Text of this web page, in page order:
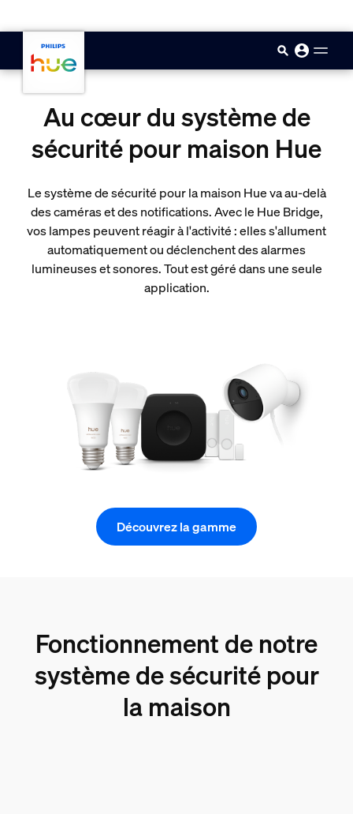
Au cœur du système de
sécurité pour maison Hue
Le système de sécurité pour la maison Hue va au-delà
des caméras et des notifications. Avec le Hue Bridge,
vos lampes peuvent réagir à l'activité : elles s'allument
automatiquement ou déclenchent des alarmes
lumineuses et sonores. Tout est géré dans une seule
application.
Découvrez la gamme
Fonctionnement de notre
système de sécurité pour
la maison